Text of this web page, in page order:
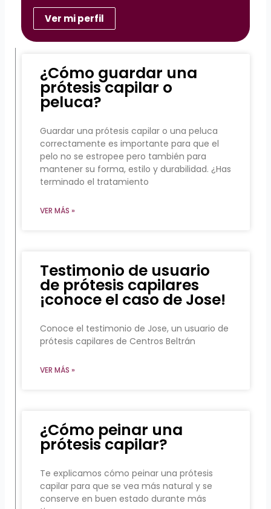
Ver mi perfil
¿Cómo guardar una
prótesis capilar o
peluca?
Guardar una prótesis capilar o una peluca
correctamente es importante para que el
pelo no se estropee pero también para
mantener su forma, estilo y durabilidad. ¿Has
terminado el tratamiento
VER MÁS »
Testimonio de usuario
de prótesis capilares
¡conoce el caso de Jose!
Conoce el testimonio de Jose, un usuario de
prótesis capilares de Centros Beltrán
VER MÁS »
¿Cómo peinar una
prótesis capilar?
Te explicamos cómo peinar una prótesis
capilar para que se vea más natural y se
conserve en buen estado durante más